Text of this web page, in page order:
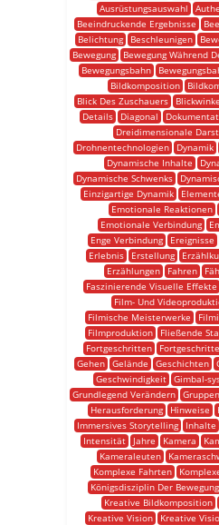
Ausrüstungsauswahl
Beeindruckende Ergebnisse
Belichtung
Beschleunigen
Bewegung
Bewegung Während
Bewegungsbahn
Bildkomposition
Blick Des Zuschauers
Details
Diagonal
Dreidimensionale
Drohnentechnologien
Dynamik
Dynamische Inhalte
Dynamische Schwenks
Einzigartige Dynamik
Emotionale Reaktionen
Emotionale Verbindung
Enge Verbindung
Ereignisse
Erlebnis
Erstellung
Erzählungen
Fahren
Faszinierende Visuelle Effekte
Film- Und
Filmische Meisterwerke
Filmproduktion
Fließende
Fortgeschritten
Gehen
Gelände Geschichten
Geschwindigkeit Gimbal-
Grundlegend Verändern
Herausforderung
Hinweise
Immersives Storytelling
Inhalte
Intensität
Jahre Kamera
Kameraleuten
Komplexe Fahrten
Königsdisziplin Der Bewegung
Kreative Bildkomposition
Kreative Vision
Kreative